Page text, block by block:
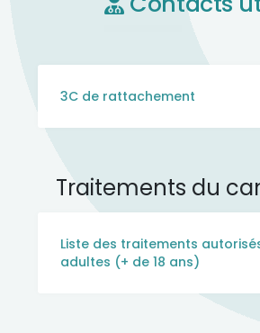
3C de rattachement
Traitements du
Liste des traitements
adultes (+ de 18 ans)